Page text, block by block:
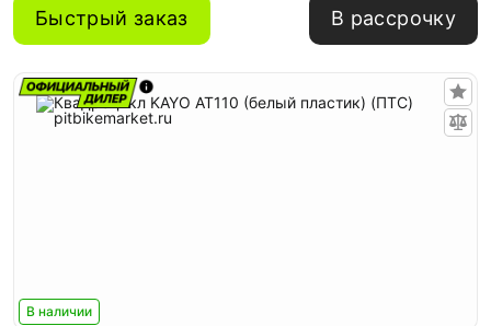
Быстрый заказ В рассрочку
В наличии